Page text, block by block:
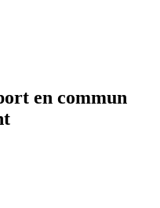
en commun